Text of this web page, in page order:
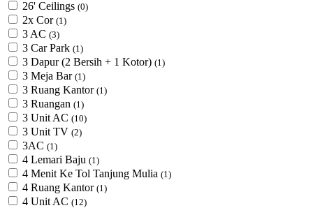
26' Ceilings (0)
2x Cor (1)
3 AC (3)
3 Car Park (1)
3 Dapur (2 Bersih + 1 Kotor) (1)
3 Meja Bar (1)
3 Ruang Kantor (1)
3 Ruangan (1)
3 Unit AC (10)
3 Unit TV (2)
3AC (1)
4 Lemari Baju (1)
4 Menit Ke Tol Tanjung Mulia (1)
4 Ruang Kantor (1)
4 Unit AC (12)